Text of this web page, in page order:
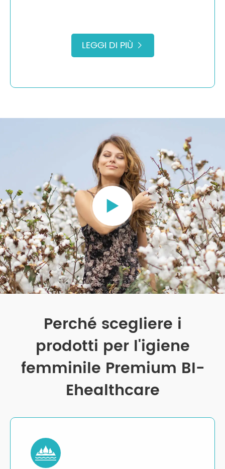
LEGGI DI PIÙ 

Perché scegliere i
prodotti per l'igiene
femminile Premium BI-
Ehealthcare